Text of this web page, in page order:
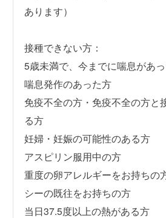
あります）
接種できない方：
5歳未満で、今までに喘息があ
喘息発作のあった方
免疫不全の方・免疫不全の方と
る方
妊婦・妊娠の可能性のある方
アスピリン服用中の方
重度の卵アレルギーをお持ちの
シーの既往をお持ちの方
当日37.5度以上の熱がある方